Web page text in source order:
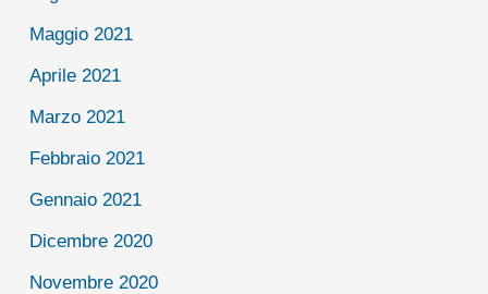
Maggio 2021
Aprile 2021
Marzo 2021
Febbraio 2021
Gennaio 2021
Dicembre 2020
Novembre 2020